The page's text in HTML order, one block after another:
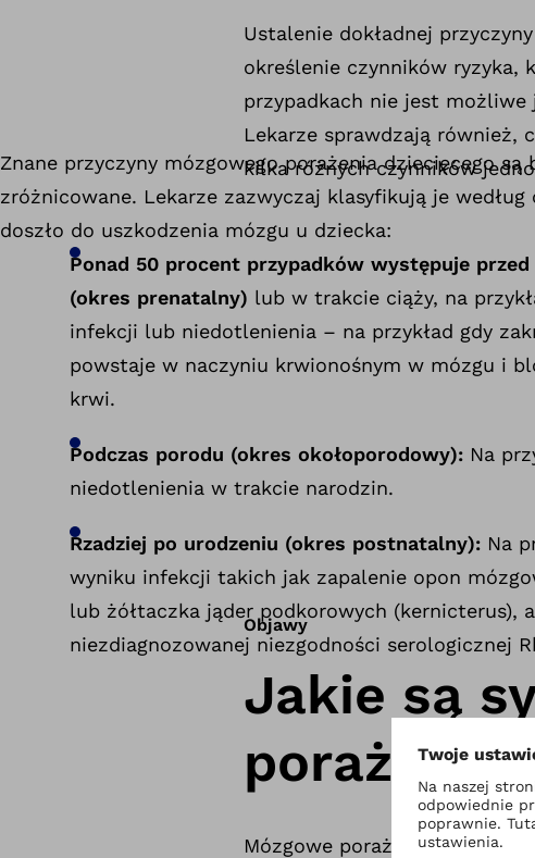
Ustalenie dokładnej
określenie czynników ryzyka,
przypadkach nie jest możliwe
Lekarze sprawdzają również,
kilka różnych czynników
Znane przyczyny mózgowego porażenia dziecięcego są
zróżnicowane. Lekarze zazwyczaj klasyfikują je
doszło do uszkodzenia mózgu u dziecka:
Ponad 50 procent przypadków występuje przed
(okres prenatalny) lub w trakcie ciąży, na
infekcji lub niedotlenienia – na przykład gdy
powstaje w naczyniu krwionośnym w mózgu i
krwi.
Podczas porodu (okres okołoporodowy): Na
niedotlenienia w trakcie narodzin.
Rzadziej po urodzeniu (okres postnatalny): Na
wyniku infekcji takich jak zapalenie opon
lub żółtaczka jąder podkorowych (kernicterus),
niezdiagnozowanej niezgodności serologicznej
Objawy
Jakie są
porażenia
Mózgowe porażenie